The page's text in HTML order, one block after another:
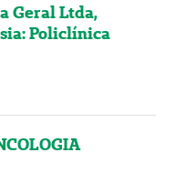
Geral Ltda,
Policlínica